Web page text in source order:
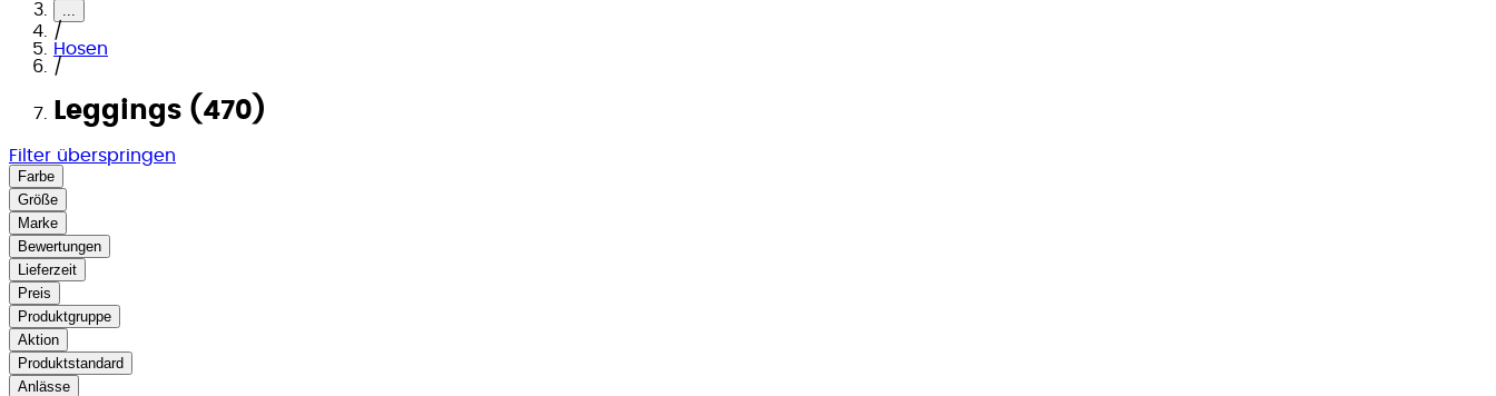
...
/
Hosen
/
Leggings (470)
Filter überspringen
Farbe
Größe
Marke
Bewertungen
Lieferzeit
Preis
Produktgruppe
Aktion
Produktstandard
Anlässe